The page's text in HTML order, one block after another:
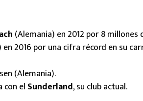
(Alemania) en 2012 por 8 millones
2016 por una cifra récord en su
(Alemania).
con el Sunderland, su club actual.